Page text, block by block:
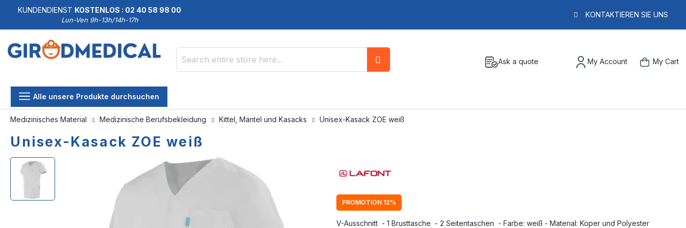
KUNDENDIENST KOSTENLOS : 02 40 58 98 00
Lun-Ven 9h-13h/14h-17h
KONTAKTIEREN SIE UNS
Ask a quote My Account My Cart
Alle unsere Produkte durchsuchen
Medizinisches Material Medizinische Berufsbekleidung Kittel, Mäntel und Kasacks Unisex-Kasack ZOE weiß
Unisex-Kasack ZOE weiß
PROMOTION 12%
V-Ausschnitt - 1 Brusttasche - 2 Seitentaschen - Farbe: weiß - Material: Köper und Polyester
Skip
of
Skip
beginning
of